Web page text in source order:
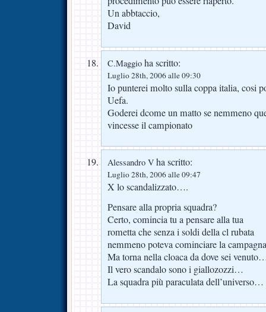
Un abbtaccio,
David
C.Maggio ha scritto:
Luglio 28th, 2006 alle 09:30
Io punterei molto sulla coppa italia, cosi
Uefa.
Goderei dcome un matto se nemmeno
vincesse il campionato
Alessandro V ha scritto:
Luglio 28th, 2006 alle 09:47
X lo scandalizzato….
Pensare alla propria squadra?
Certo, comincia tu a pensare alla tua
rometta che senza i soldi della cl rubata
nemmeno poteva cominciare la
Ma torna nella cloaca da dove sei
Il vero scandalo sono i giallozozzi…
La squadra più paraculata dell’universo…